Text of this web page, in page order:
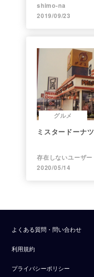
shimo-na
2019/09/23
グルメ
ミスタードーナ
存在しないユーザー
2020/05/14
よくある質問・問い合わせ
利用規約
プライバシーポリシー